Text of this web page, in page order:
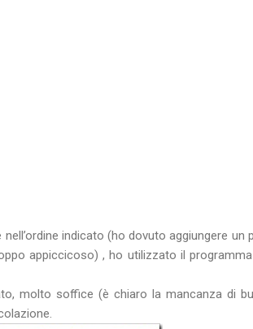
indicato (ho dovuto aggiungere un
appiccicoso) , ho utilizzato il
molto soffice (è chiaro la mancanza di